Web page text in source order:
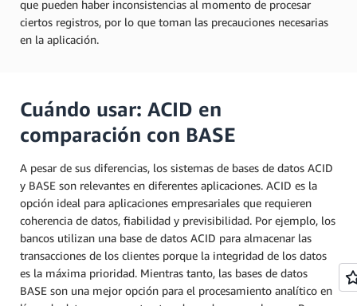
que pueden haber inconsistencias al momento de procesar
ciertos registros, por lo que toman las precauciones necesarias
en la aplicación.
Cuándo usar: ACID en
comparación con BASE
A pesar de sus diferencias, los sistemas de bases de datos ACID
y BASE son relevantes en diferentes aplicaciones. ACID es la
opción ideal para aplicaciones empresariales que requieren
coherencia de datos, fiabilidad y previsibilidad. Por ejemplo, los
bancos utilizan una base de datos ACID para almacenar las
transacciones de los clientes porque la integridad de los datos
es la máxima prioridad. Mientras tanto, las bases de datos
BASE son una mejor opción para el procesamiento analítico en